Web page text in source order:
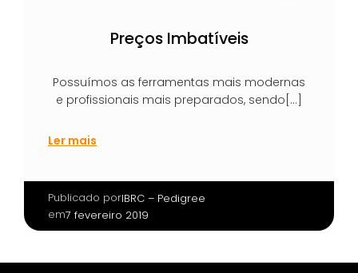
Preços Imbatíveis
Possuímos as ferramentas mais modernas
e profissionais mais preparados, sendo[…]
Ler mais
Publicado porIBRC – Pedigree
em7 fevereiro 2019